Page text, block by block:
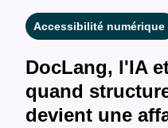
Accessibilité numérique
DocLang, l'IA
quand
devient une